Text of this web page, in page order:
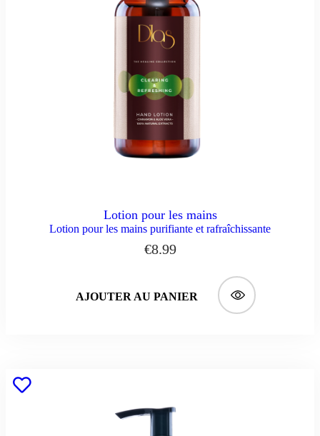
Lotion pour les mains
Lotion pour les mains purifiante et rafraîchissante
€8.99
AJOUTER AU PANIER